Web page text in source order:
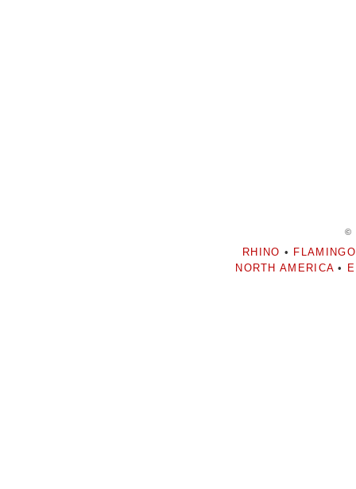
©
RHINO • FLAMINGO
NORTH AMERICA •